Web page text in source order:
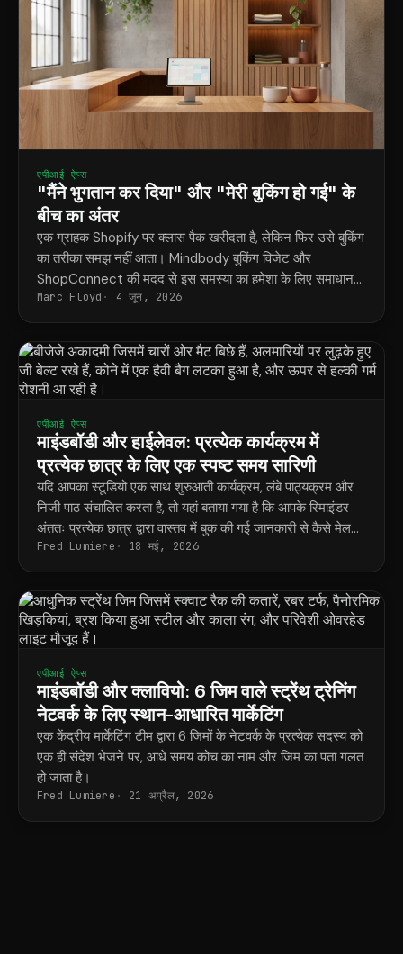
एपीआई ऐप्स
"मैंने भुगतान कर दिया" और "मेरी बुकिंग हो गई" के
बीच का अंतर
एक ग्राहक Shopify पर क्लास पैक खरीदता है, लेकिन फिर उसे बुकिंग
का तरीका समझ नहीं आता। Mindbody बुकिंग विजेट और
ShopConnect की मदद से इस समस्या का हमेशा के लिए समाधान
मिल जाता है।
Marc Floyd 4 जून, 2026
एपीआई ऐप्स
माइंडबॉडी और हाईलेवल: प्रत्येक कार्यक्रम में
प्रत्येक छात्र के लिए एक स्पष्ट समय सारिणी
यदि आपका स्टूडियो एक साथ शुरुआती कार्यक्रम, लंबे पाठ्यक्रम और
निजी पाठ संचालित करता है, तो यहां बताया गया है कि आपके रिमाइंडर
अंततः प्रत्येक छात्र द्वारा वास्तव में बुक की गई जानकारी से कैसे मेल
खाते हैं।
Fred Lumiere 18 मई, 2026
एपीआई ऐप्स
माइंडबॉडी और क्लावियो: 6 जिम वाले स्ट्रेंथ ट्रेनिंग
नेटवर्क के लिए स्थान-आधारित मार्केटिंग
एक केंद्रीय मार्केटिंग टीम द्वारा 6 जिमों के नेटवर्क के प्रत्येक सदस्य को
एक ही संदेश भेजने पर, आधे समय कोच का नाम और जिम का पता गलत
हो जाता है।
Fred Lumiere 21 अप्रैल, 2026